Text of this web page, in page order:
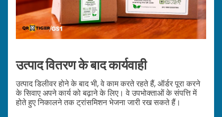
उत्पाद वितरण के बाद कार्यवाही
उत्पाद डिलीवर होने के बाद भी, वे काम करते रहते हैं, ऑर्डर पूरा करने
के सिवाए अपने कार्य को बढ़ाने के लिए। वे उपभोक्ताओं के संपत्ति में
होते हुए निकालने तक ट्रांसमिशन भेजना जारी रख सकते हैं।